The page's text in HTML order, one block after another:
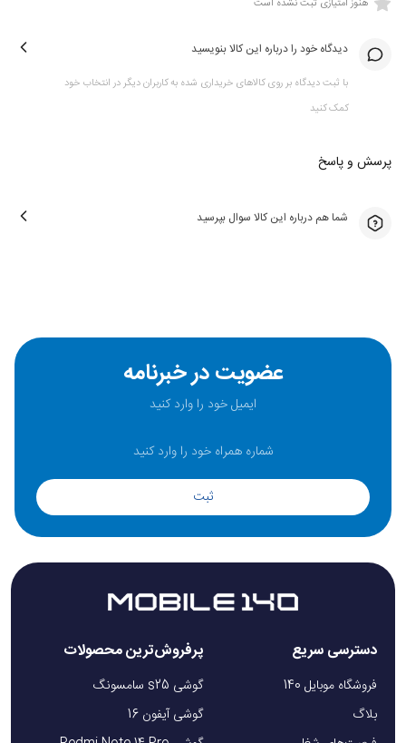
گیمرهایی است که به دنبال دستگاهی قدرتمند و قابل‌حمل هستند.
هنوز امتیازی ثبت نشده است
دیدگاه خود را درباره این کالا بنویسید
با ثبت دیدگاه بر روی کالاهای خریداری شده به کاربران دیگر در انتخاب خود
کمک کنید
پرسش و پاسخ
شما هم درباره این کالا سوال بپرسید
عضویت در خبرنامه
ثبت
دسترسی سریع
فروشگاه موبایل 140
بلاگ
پرفروش‌ترین محصولات
گوشی s25 سامسونگ
گوشی آیفون 16